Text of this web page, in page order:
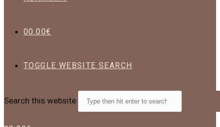
00.00€
TOGGLE WEBSITE SEARCH
Search this website